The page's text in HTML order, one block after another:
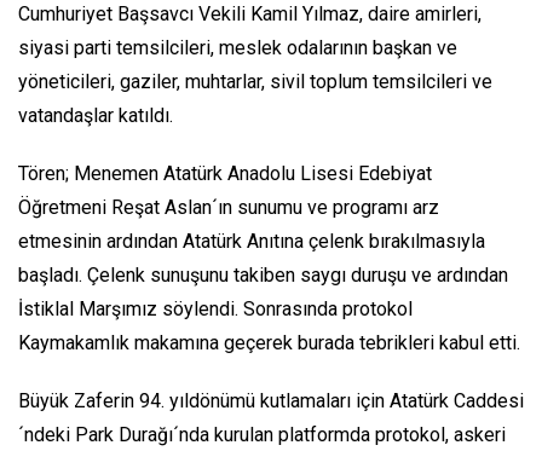
Cumhuriyet Başsavcı Vekili Kamil Yılmaz, daire amirleri,
siyasi parti temsilcileri, meslek odalarının başkan ve
yöneticileri, gaziler, muhtarlar, sivil toplum temsilcileri ve
vatandaşlar katıldı.
Tören; Menemen Atatürk Anadolu Lisesi Edebiyat
Öğretmeni Reşat Aslan´ın sunumu ve programı arz
etmesinin ardından Atatürk Anıtına çelenk bırakılmasıyla
başladı. Çelenk sunuşunu takiben saygı duruşu ve ardından
İstiklal Marşımız söylendi. Sonrasında protokol
Kaymakamlık makamına geçerek burada tebrikleri kabul etti.
Büyük Zaferin 94. yıldönümü kutlamaları için Atatürk Caddesi
´ndeki Park Durağı´nda kurulan platformda protokol, askeri